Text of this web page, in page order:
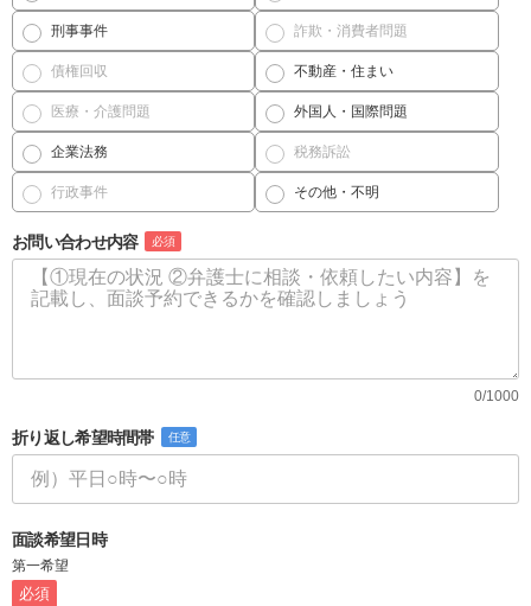
刑事事件 詐欺・消費者問題
債権回収 不動産・住まい
医療・介護問題 外国人・国際問題
企業法務 税務訴訟
行政事件 その他・不明
お問い合わせ内容 必須
0/1000
折り返し希望時間帯 任意
面談希望日時
第一希望
必須